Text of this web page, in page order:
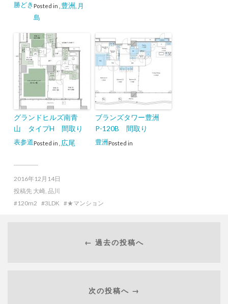
Posted in
勝どき 豊洲 月
島
グランドヒルズ南青
山 タイプH 間取り
Posted in
表参道 広尾
ブランズタワー豊洲
P-120B 間取り
Posted in
豊洲
2016年12月14日
投稿先 大崎, 品川
120m2
3LDK ★マンション
← 過去の投稿へ
次の投稿へ →